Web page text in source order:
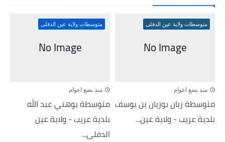
متوسطات ولاية عين الدفلى
منذ بضع اعوام
متوسطة زيان بوزيان بن يوسف
بلدية عريب - ولاية عين...
متوسطات ولاية عين الدفلى
منذ بضع اعوام
متوسطة بوهني عبد الله
بلدية عريب - ولاية عين
الدفلى...